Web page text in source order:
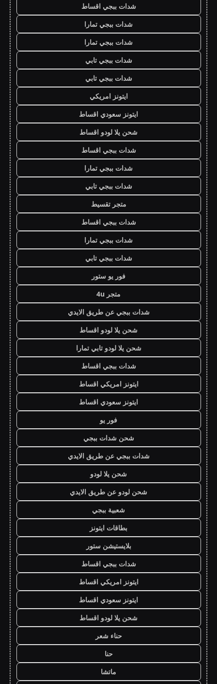
شدات ببجي اقساط
شدات ببجي تمارا
شدات ببجي تمارا
شدات ببجي تابي
شدات ببجي تابي
ايتونز امريكي
ايتونز سعودي اقساط
شحن يلا لودو اقساط
شدات ببجي اقساط
شدات ببجي تمارا
شدات ببجي تابي
متجر تقسيط
شدات ببجي اقساط
شدات ببجي تمارا
شدات ببجي تابي
فور يو ستور
متجر 4u
شدات ببجي عن طريق الايدي
شحن يلا لودو اقساط
شحن يلا لودو تابي تمارا
شدات ببجي اقساط
ايتونز امريكي اقساط
ايتونز سعودي اقساط
فور يو
شحن شدات ببجي
شدات ببجي عن طريق الايدي
شحن يلا لودو
شحن لودو عن طريق الايدي
شعبية ببجي
بطاقات ايتونز
بلايستيشن ستور
شدات ببجي اقساط
ايتونز امريكي اقساط
ايتونز سعودي اقساط
شحن يلا لودو اقساط
حناء شعر
حنا
ماتشا